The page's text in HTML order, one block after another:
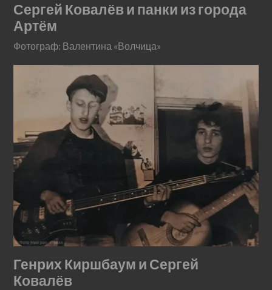
Сергей Ковалёв и панки из города
Артём
Фотограф: Валентина «Волчица»
Генрих Киршбаум и Сергей
Ковалёв